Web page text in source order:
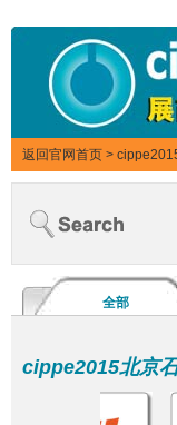
返回官网首页 >
全部
cippe2015北京